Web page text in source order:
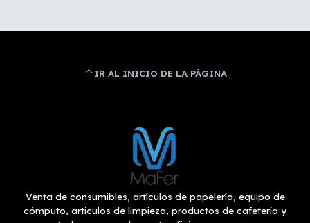
IR AL INICIO DE LA PÁGINA
Venta de consumibles, artículos de papelería, equipo de
cómputo, artículos de limpieza, productos de cafetería y